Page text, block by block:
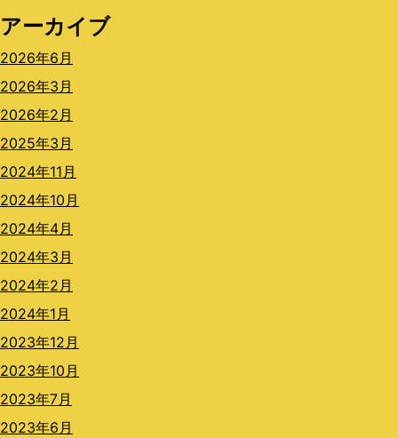
アーカイブ
2026年6月
2026年3月
2026年2月
2025年3月
2024年11月
2024年10月
2024年4月
2024年3月
2024年2月
2024年1月
2023年12月
2023年10月
2023年7月
2023年6月